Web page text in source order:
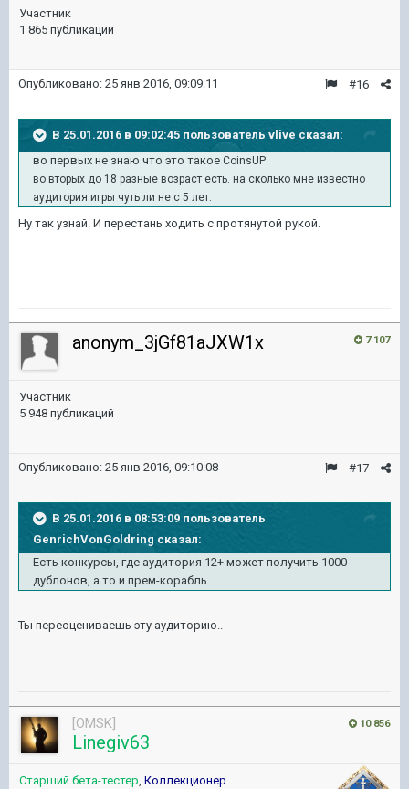
Участник
1 865 публикаций
#16
Опубликовано: 25 янв 2016, 09:09:11
В 25.01.2016 в 09:02:45 пользователь vlive сказал:
во первых не знаю что это такое CoinsUP
во вторых до 18 разные возраст есть. на сколько мне известно
аудитория игры чуть ли не с 5 лет.
Ну так узнай. И перестань ходить с протянутой рукой.
7 107
anonym_3jGf81aJXW1x
Участник
5 948 публикаций
#17
Опубликовано: 25 янв 2016, 09:10:08
В 25.01.2016 в 08:53:09 пользователь
GenrichVonGoldring сказал:
Есть конкурсы, где аудитория 12+ может получить 1000
дублонов, а то и прем-корабль.
Ты переоцениваешь эту аудиторию..
10 856
[OMSK]
Linegiv63
Старший бета-тестер, Коллекционер